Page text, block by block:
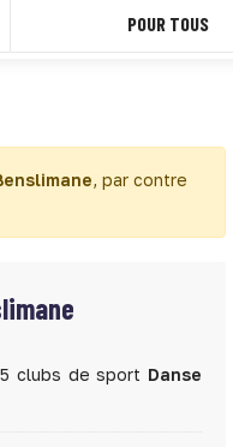
POUR TOUS
, par contre
clubs de sport Danse